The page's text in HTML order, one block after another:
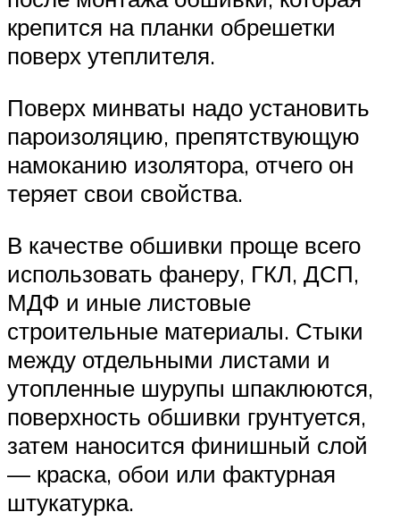
крепится на планки обрешетки
поверх утеплителя.
Поверх минваты надо установить
пароизоляцию, препятствующую
намоканию изолятора, отчего он
теряет свои свойства.
В качестве обшивки проще всего
использовать фанеру, ГКЛ, ДСП,
МДФ и иные листовые
строительные материалы. Стыки
между отдельными листами и
утопленные шурупы шпаклюются,
поверхность обшивки грунтуется,
затем наносится финишный слой
— краска, обои или фактурная
штукатурка.